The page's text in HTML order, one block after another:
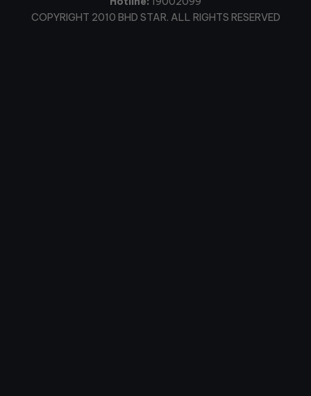
COPYRIGHT 2010 BHD STAR. ALL RIGHTS RESERVED